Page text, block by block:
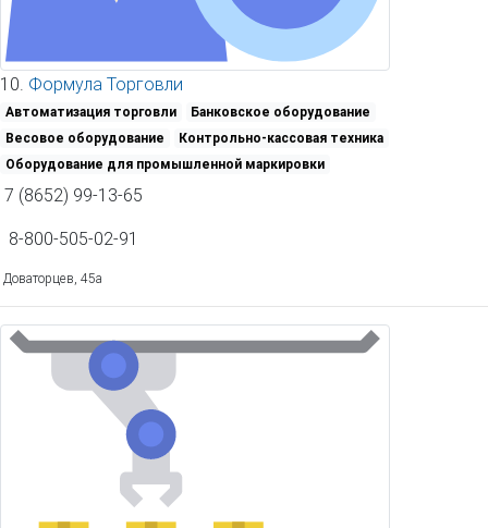
10. Формула Торговли
Автоматизация торговли
Банковское оборудование
Весовое оборудование
Контрольно-кассовая техника
Оборудование для промышленной маркировки
7 (8652) 99-13-65
8-800-505-02-91
Доваторцев, 45а